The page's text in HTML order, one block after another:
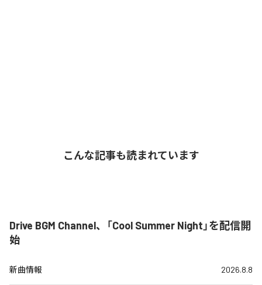
こんな記事も読まれています
Drive BGM Channel、「Cool Summer Night」を配信開
始
新曲情報 2026.8.8